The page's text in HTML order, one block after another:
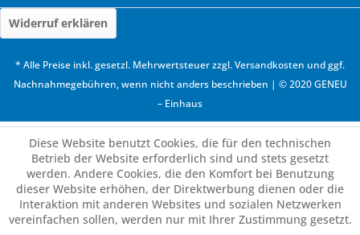
Widerruf erklären
* Alle Preise inkl. gesetzl. Mehrwertsteuer zzgl.Versandkosten und ggf.
Nachnahmegebühren, wenn nicht anders beschrieben | © 2020 GENEU
– Einhaus
Diese Website benutzt Cookies, die für den technischen
Betrieb der Website erforderlich sind und stets gesetzt
werden. Andere Cookies, die den Komfort bei Benutzung
dieser Website erhöhen, der Direktwerbung dienen oder die
Interaktion mit anderen Websites und sozialen Netzwerken
vereinfachen sollen, werden nur mit Ihrer Zustimmung gesetzt.